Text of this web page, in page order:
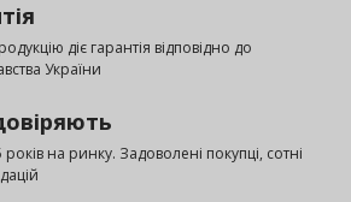
діє гарантія відповідно до
України
на ринку. Задоволені покупці, сотні